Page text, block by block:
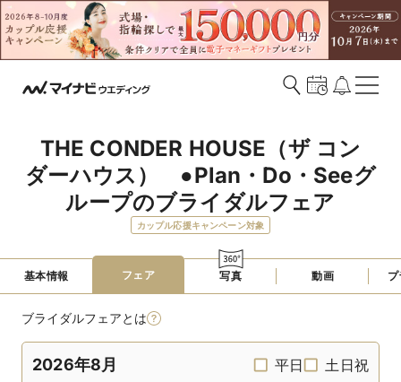
THE CONDER HOUSE（ザ コン
ダーハウス）　●Plan・Do・Seeグ
ループのブライダルフェア
カップル応援キャンペーン対象
基本情報 フェア 写真 動画
ブライダルフェアとは
2026年8月 平日 土日祝